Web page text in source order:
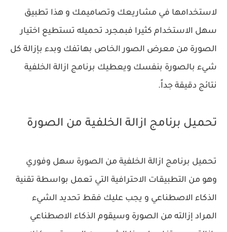
لاستخدامها في مشاريعك وتصاميمك و هذا تطبيق
سهل الاستخدام كثيرا فبمجرد تحميله تستطيع اختيار
الصورة من معرض الصور الخاص بهاتفك وبدء بإزالة كل
شيء بالصورة بنفسك ويعطيك برنامج ازالة الخلفية
نتائج دقيقة جداً.
تحميل برنامج ازالة الخلفية من الصورة
تحميل برنامج ازالة الخلفية من الصورة سهل وفوري
وهو من التطبيقات الاحترافية التي تعمل بواسطة تقنية
الذكاء الاصطناعي و يجب عليك فقط تحديد الشيء
المراد إزالته من الصورة وسيقوم الذكاء الاصطناعي